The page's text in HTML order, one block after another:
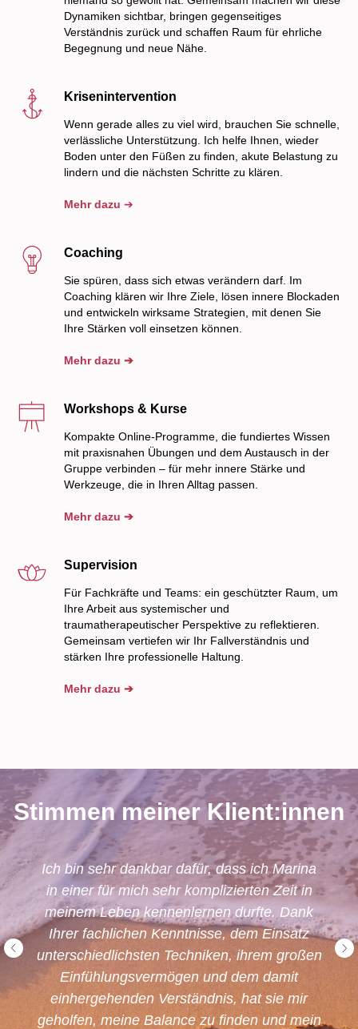
Dynamiken sichtbar, bringen gegenseitiges
Verständnis zurück und schaffen Raum für ehrliche
Begegnung und neue Nähe.
Krisenintervention
Wenn gerade alles zu viel wird, brauchen Sie schnelle,
verlässliche Unterstützung. Ich helfe Ihnen, wieder
Boden unter den Füßen zu finden, akute Belastung zu
lindern und die nächsten Schritte zu klären.
Mehr dazu ➔
Coaching
Sie spüren, dass sich etwas verändern darf. Im
Coaching klären wir Ihre Ziele, lösen innere Blockaden
und entwickeln wirksame Strategien, mit denen Sie
Ihre Stärken voll einsetzen können.
Mehr dazu ➔
Workshops & Kurse
Kompakte Online-Programme, die fundiertes Wissen
mit praxisnahen Übungen und dem Austausch in der
Gruppe verbinden – für mehr innere Stärke und
Werkzeuge, die in Ihren Alltag passen.
Mehr dazu ➔
Supervision
Für Fachkräfte und Teams: ein geschützter Raum, um
Ihre Arbeit aus systemischer und
traumatherapeutischer Perspektive zu reflektieren.
Gemeinsam vertiefen wir Ihr Fallverständnis und
stärken Ihre professionelle Haltung.
Mehr dazu ➔
Stimmen meiner Klient:innen
Ich bin sehr dankbar dafür, dass ich Marina
in einer für mich sehr komplizierten Zeit in
meinem Leben kennenlernen durfte. Dank
Ihrer fachlichen Kenntnisse, dem Einsatz
unterschiedlichsten Techniken, ihrem großen
Einfühlungsvermögen und dem damit
einhergehenden Verständnis, hat sie mir
geholfen, meine Balance zu finden und mein